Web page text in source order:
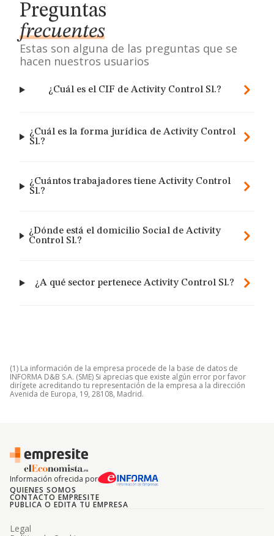
Preguntas
frecuentes
Estas son alguna de las preguntas que se
hacen nuestros usuarios
¿Cuál es el CIF de Activity Control Sl.?
¿Cuál es la forma jurídica de Activity Control
Sl.?
¿Cuántos trabajadores tiene Activity Control
Sl.?
¿Dónde está el domicilio Social de Activity
Control Sl.?
¿A qué sector pertenece Activity Control Sl.?
(1) La información de la empresa procede de la base de datos de
INFORMA D&B S.A. (SME) Si aprecias que existe algún error por favor
dirígete acreditando tu representación de la empresa a la dirección
Avenida de Europa, 19, 28108, Madrid.
Información ofrecida por
QUIENES SOMOS
CONTACTO EMPRESITE
PUBLICA O EDITA TU EMPRESA
Legal